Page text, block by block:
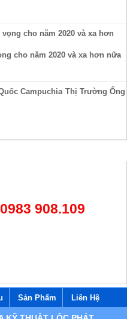
cho năm 2020 và xa hơn nữa
Thị Trường Ống
908.109
Sản Phẩm Liên Hệ